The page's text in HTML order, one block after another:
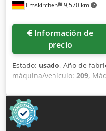
Emskirchen 9,570 km
Información de
precio
Estado: usado, Año de
máquina/vehículo: 209,
folios – Máquina de cosido
150 L de gran tamaño –
Tamaño mínimo del folio:
máximo del folio: 560 mm –
Csdoh Axawjpfx Agkjrf